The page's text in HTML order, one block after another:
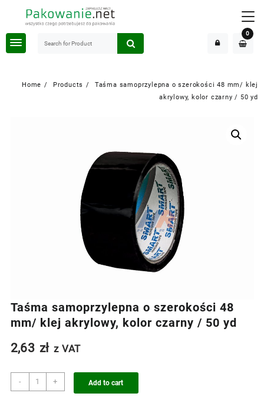
0
Home Products
Taśma samoprzylepna o szerokości 48 mm/ klej
akrylowy, kolor czarny / 50 yd
Taśma samoprzylepna o szerokości 48
mm/ klej akrylowy, kolor czarny / 50 yd
2,63 zł z VAT
-
Taśma
samoprzylepna
+ Add to cart